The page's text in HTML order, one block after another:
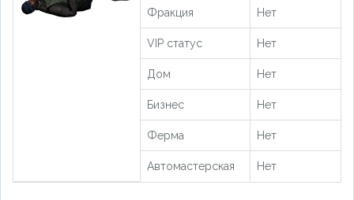
Фракция Нет
VIP статус Нет
Дом Нет
Бизнес Нет
Ферма Нет
Автомастерская Нет